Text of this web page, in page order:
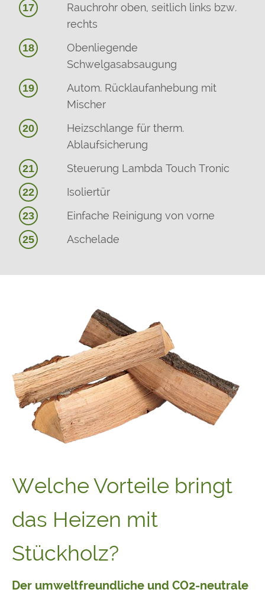
17
Rauchrohr oben, seitlich links bzw.
rechts
18
Obenliegende
Schwelgasabsaugung
19
Autom. Rücklaufanhebung mit
Mischer
20
Heizschlange für therm.
Ablaufsicherung
21 Steuerung Lambda Touch Tronic
22 Isoliertür
23 Einfache Reinigung von vorne
25 Aschelade
Welche Vorteile bringt
das Heizen mit
Stückholz?
Der umweltfreundliche und CO2-neutrale